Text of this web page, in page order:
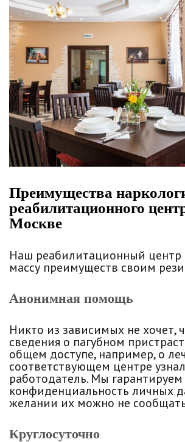
Преимущества
реабилитационного
Москве
Наш реабилитационный центр
массу преимуществ своим
Анонимная помощь
Никто из зависимых не хочет,
сведения о пагубном
общем доступе, например, о
соответствующем центре узнал
работодатель. Мы
конфиденциальность личных
желании их можно не
Круглосуточно